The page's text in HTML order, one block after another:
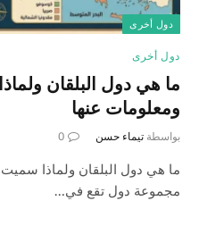
دول أخرى
دول أخرى
ما هي دول البلقان
ومعلومات عنها
بواسطة تيماء حسن 0
ما هي دول البلقان ولماذا
مجموعة دول تقع في…